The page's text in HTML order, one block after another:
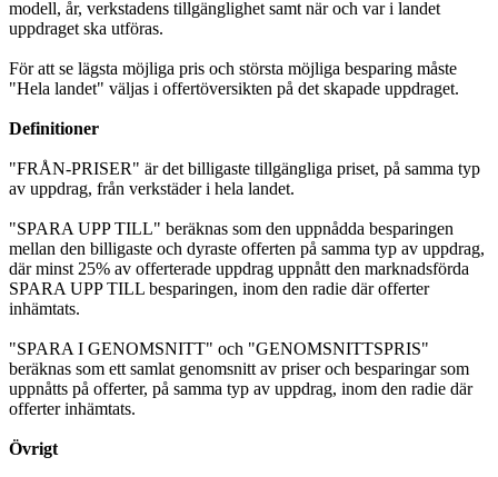
modell, år, verkstadens tillgänglighet samt när och var i landet
uppdraget ska utföras.
För att se lägsta möjliga pris och största möjliga besparing måste
"Hela landet" väljas i offertöversikten på det skapade uppdraget.
Definitioner
"FRÅN-PRISER" är det billigaste tillgängliga priset, på samma typ
av uppdrag, från verkstäder i hela landet.
"SPARA UPP TILL" beräknas som den uppnådda besparingen
mellan den billigaste och dyraste offerten på samma typ av uppdrag,
där minst 25% av offerterade uppdrag uppnått den marknadsförda
SPARA UPP TILL besparingen, inom den radie där offerter
inhämtats.
"SPARA I GENOMSNITT" och "GENOMSNITTSPRIS"
beräknas som ett samlat genomsnitt av priser och besparingar som
uppnåtts på offerter, på samma typ av uppdrag, inom den radie där
offerter inhämtats.
Övrigt